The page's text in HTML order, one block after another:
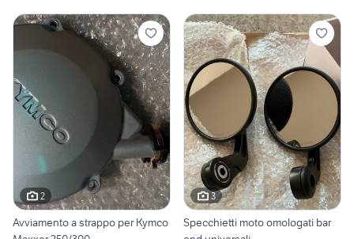
2
Avviamento a strappo per Kymco
3
Specchietti moto omologati bar